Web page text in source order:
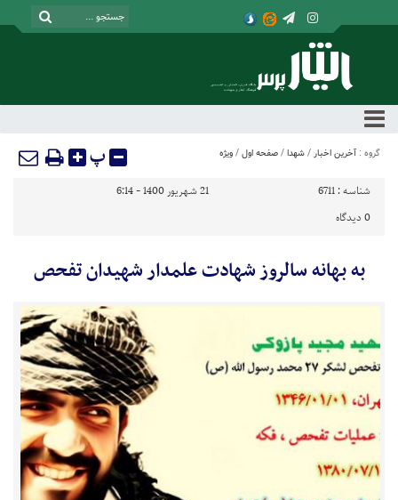
گروه : آخرین اخبار / شهدا / صفحه اول / ویژه پ
شناسه : 6711
21 شهریور 1400 - 6:14
0 دیدگاه
به بهانه سالروز شهادت علمدار شهيدان تفحص